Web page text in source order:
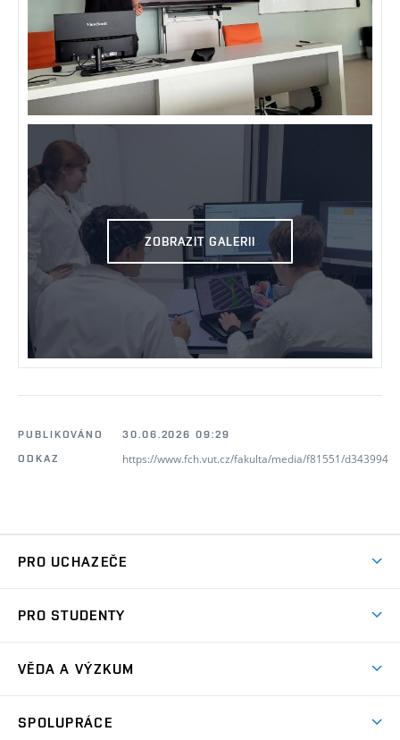
ZOBRAZIT GALERII
PUBLIKOVÁNO
30.06.2026 09:29
ODKAZ
https://www.fch.vut.cz/fakulta/media/f81551/d343994
PRO UCHAZEČE
Jak se dostat na FCH
Den otevřených dveří
PRO STUDENTY
Studijní programy
VĚDA A VÝZKUM
SPOLUPRÁCE